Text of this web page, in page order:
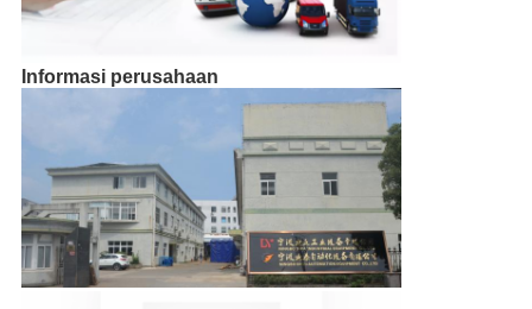
Informasi perusahaan